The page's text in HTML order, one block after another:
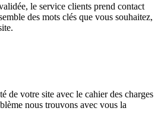
le service clients prend contact
des mots clés que vous souhaitez,
de votre site avec le cahier des charges
nous trouvons avec vous la